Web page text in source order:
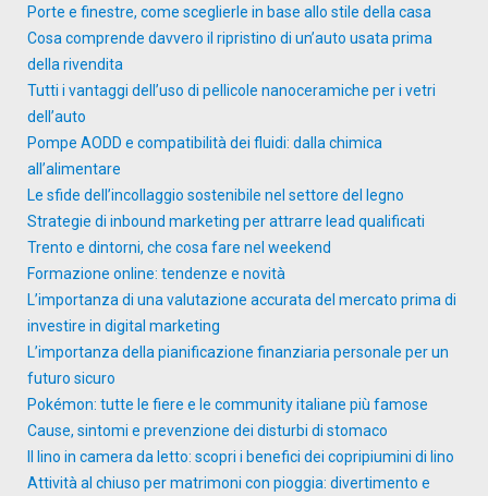
Porte e finestre, come sceglierle in base allo stile della casa
Cosa comprende davvero il ripristino di un’auto usata prima
della rivendita
Tutti i vantaggi dell’uso di pellicole nanoceramiche per i vetri
dell’auto
Pompe AODD e compatibilità dei fluidi: dalla chimica
all’alimentare
Le sfide dell’incollaggio sostenibile nel settore del legno
Strategie di inbound marketing per attrarre lead qualificati
Trento e dintorni, che cosa fare nel weekend
Formazione online: tendenze e novità
L’importanza di una valutazione accurata del mercato prima di
investire in digital marketing
L’importanza della pianificazione finanziaria personale per un
futuro sicuro
Pokémon: tutte le fiere e le community italiane più famose
Cause, sintomi e prevenzione dei disturbi di stomaco
Il lino in camera da letto: scopri i benefici dei copripiumini di lino
Attività al chiuso per matrimoni con pioggia: divertimento e